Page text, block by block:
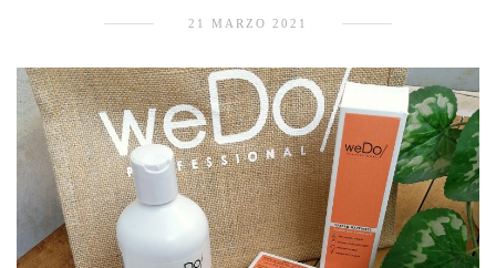
21 MARZO 2021